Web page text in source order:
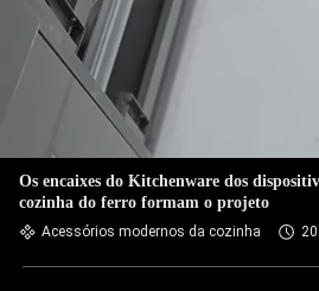
Os encaixes do Kitchenware dos
cozinha do ferro formam o projeto
Acessórios modernos da cozinha